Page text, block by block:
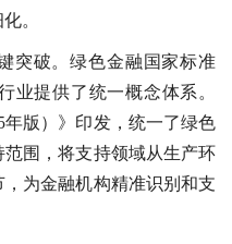
。
突破。绿色金融国家标准
业提供了统一概念体系。
年版）》印发，统一了绿色
围，将支持领域从生产环
为金融机构精准识别和支